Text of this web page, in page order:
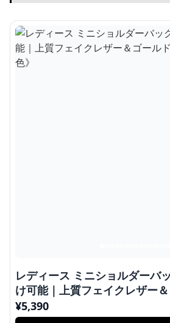
レディース ミニショルダーバ
け可能｜上質フェイクレザー
付き《全5色》
¥5,390